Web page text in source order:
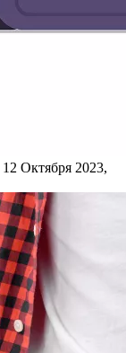
12 Октября 2023,